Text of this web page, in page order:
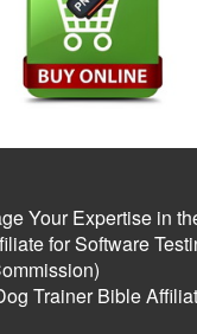
Your Expertise in
for Software
Trainer Bible